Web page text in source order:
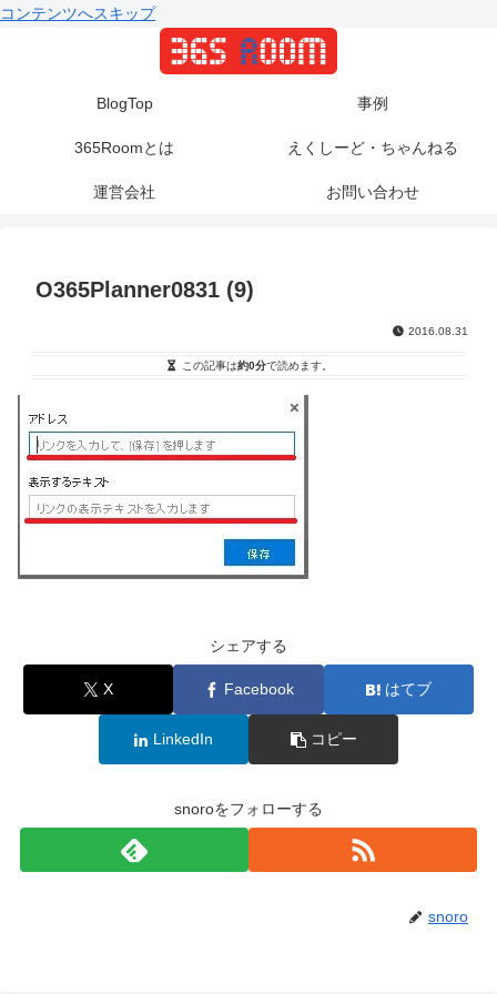
コンテンツへスキップ
BlogTop 事例
365Roomとは えくしーど・ちゃんねる
運営会社 お問い合わせ
O365Planner0831 (9)
2016.08.31
この記事は約0分で読めます。
シェアする
X Facebook はてブ
LinkedIn コピー
snoroをフォローする
snoro